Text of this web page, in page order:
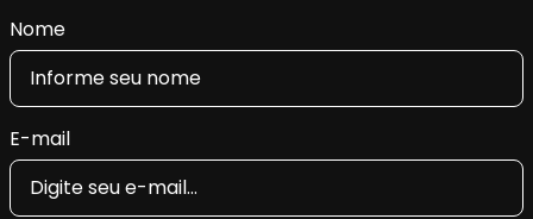
Nome
E-mail